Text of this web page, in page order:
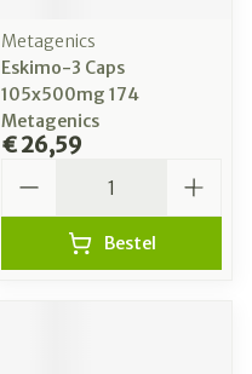
Metagenics
Eskimo-3 Caps
105x500mg 174
Metagenics
€ 26,59
Bestel